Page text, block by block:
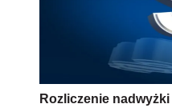
Rozliczenie